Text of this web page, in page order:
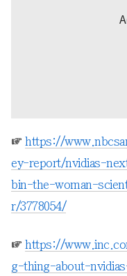
☞ https://
ey-report/nvidias-
bin-the-woman-
r/3778054/
☞ https://
g-thing-about-